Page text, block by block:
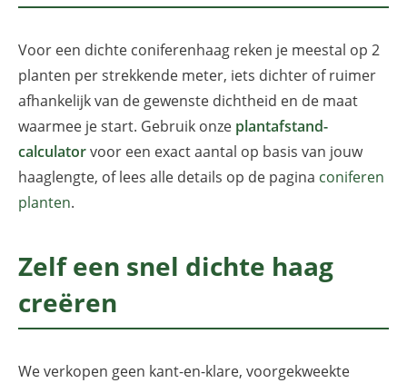
Voor een dichte coniferenhaag reken je meestal op 2
planten per strekkende meter, iets dichter of ruimer
afhankelijk van de gewenste dichtheid en de maat
waarmee je start. Gebruik onze plantafstand-
calculatorvoor een exact aantal op basis van jouw
haaglengte, of lees alle details op de pagina coniferen
planten.
Zelf een snel dichte haag
creëren
We verkopen geen kant-en-klare, voorgekweekte